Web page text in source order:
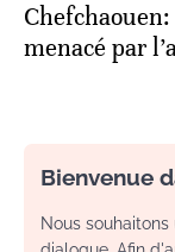
menacé par
Bienvenue
Nous